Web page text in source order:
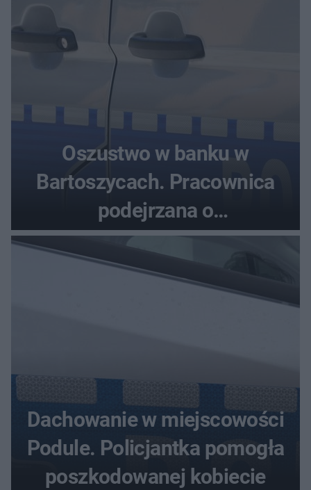
Oszustwo w banku w
Bartoszycach. Pracownica
podejrzana o
przywłaszczenie 470 000 zł
Dachowanie w miejscowości
Podule. Policjantka pomogła
poszkodowanej kobiecie